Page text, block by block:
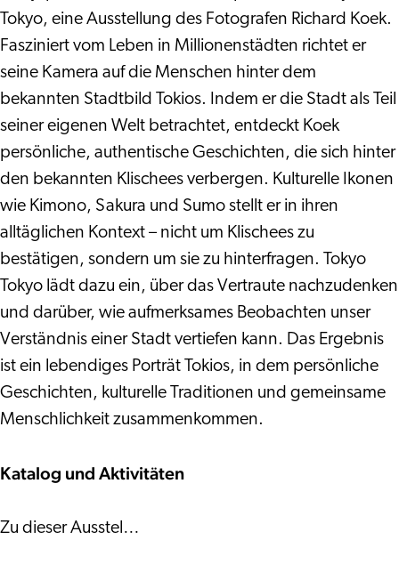
Tokyo, eine Ausstellung des Fotografen Richard Koek.
Fasziniert vom Leben in Millionenstädten richtet er
seine Kamera auf die Menschen hinter dem
bekannten Stadtbild Tokios. Indem er die Stadt als Teil
seiner eigenen Welt betrachtet, entdeckt Koek
persönliche, authentische Geschichten, die sich hinter
den bekannten Klischees verbergen. Kulturelle Ikonen
wie Kimono, Sakura und Sumo stellt er in ihren
alltäglichen Kontext – nicht um Klischees zu
bestätigen, sondern um sie zu hinterfragen. Tokyo
Tokyo lädt dazu ein, über das Vertraute nachzudenken
und darüber, wie aufmerksames Beobachten unser
Verständnis einer Stadt vertiefen kann. Das Ergebnis
ist ein lebendiges Porträt Tokios, in dem persönliche
Geschichten, kulturelle Traditionen und gemeinsame
Menschlichkeit zusammenkommen.
Katalog und Aktivitäten
Zu dieser Ausstel…